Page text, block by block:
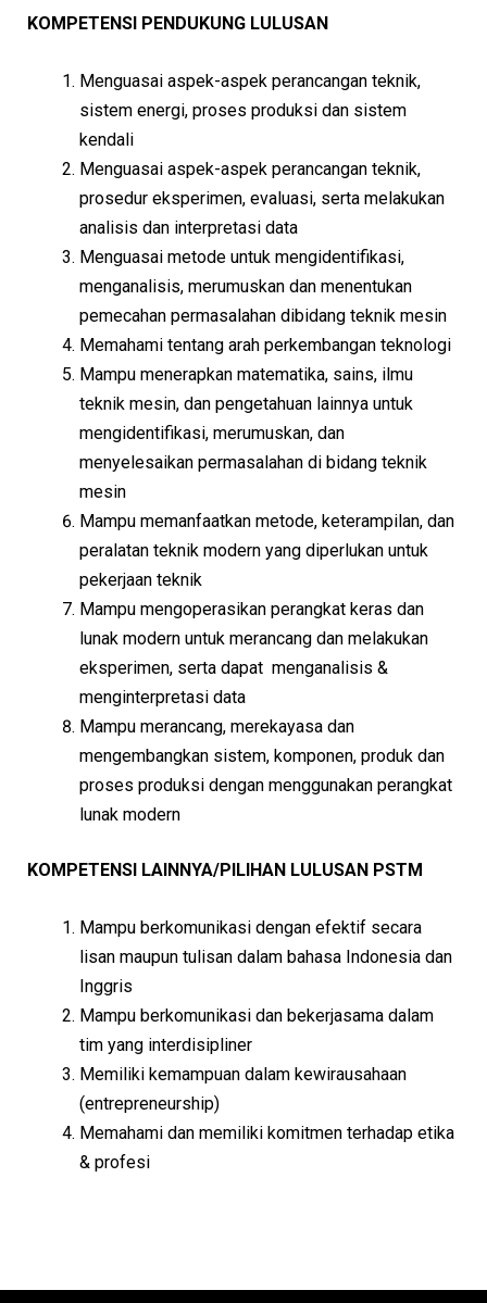
KOMPETENSI PENDUKUNG LULUSAN
Menguasai aspek-aspek perancangan teknik,
sistem energi, proses produksi dan sistem
kendali
Menguasai aspek-aspek perancangan teknik,
prosedur eksperimen, evaluasi, serta melakukan
analisis dan interpretasi data
Menguasai metode untuk mengidentifikasi,
menganalisis, merumuskan dan menentukan
pemecahan permasalahan dibidang teknik mesin
Memahami tentang arah perkembangan teknologi
Mampu menerapkan matematika, sains, ilmu
teknik mesin, dan pengetahuan lainnya untuk
mengidentifikasi, merumuskan, dan
menyelesaikan permasalahan di bidang teknik
mesin
Mampu memanfaatkan metode, keterampilan, dan
peralatan teknik modern yang diperlukan untuk
pekerjaan teknik
Mampu mengoperasikan perangkat keras dan
lunak modern untuk merancang dan melakukan
eksperimen, serta dapat menganalisis &
menginterpretasi data
Mampu merancang, merekayasa dan
mengembangkan sistem, komponen, produk dan
proses produksi dengan menggunakan perangkat
lunak modern
KOMPETENSI LAINNYA/PILIHAN LULUSAN PSTM
Mampu berkomunikasi dengan efektif secara
lisan maupun tulisan dalam bahasa Indonesia dan
Inggris
Mampu berkomunikasi dan bekerjasama dalam
tim yang interdisipliner
Memiliki kemampuan dalam kewirausahaan
(entrepreneurship)
Memahami dan memiliki komitmen terhadap etika
& profesi